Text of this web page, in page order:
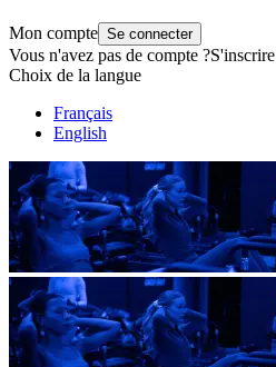
Mon compte Se connecter
Vous n'avez pas de compte ?S'inscrire
Choix de la langue
Français
English